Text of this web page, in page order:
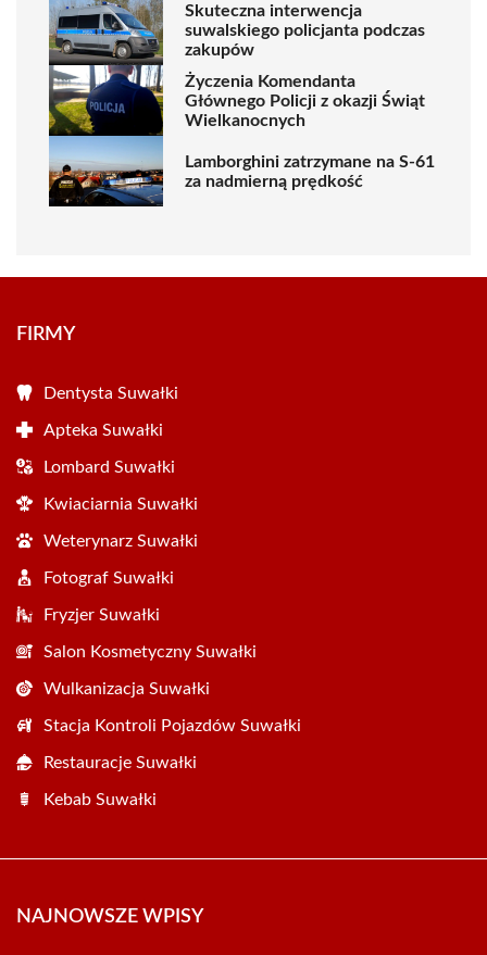
Skuteczna interwencja
suwalskiego policjanta podczas
zakupów
Życzenia Komendanta
Głównego Policji z okazji Świąt
Wielkanocnych
Lamborghini zatrzymane na S-61
za nadmierną prędkość
FIRMY
Dentysta Suwałki
Apteka Suwałki
Lombard Suwałki
Kwiaciarnia Suwałki
Weterynarz Suwałki
Fotograf Suwałki
Fryzjer Suwałki
Salon Kosmetyczny Suwałki
Wulkanizacja Suwałki
Stacja Kontroli Pojazdów Suwałki
Restauracje Suwałki
Kebab Suwałki
NAJNOWSZE WPISY